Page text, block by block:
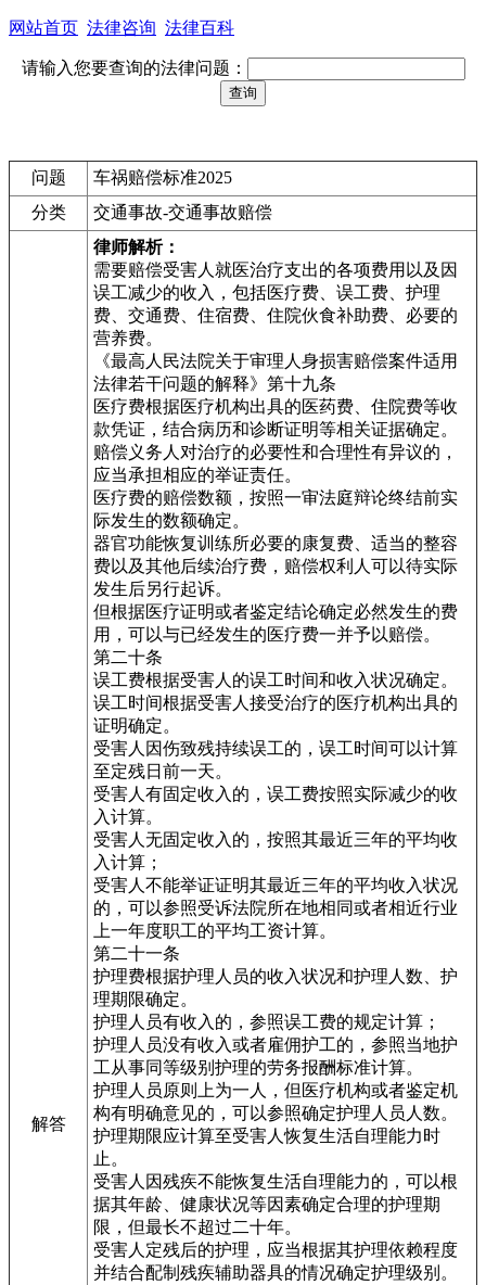
网站首页 法律咨询 法律百科
请输入您要查询的法律问题：
问题
车祸赔偿标准2025
分类
交通事故-交通事故赔偿
解答
律师解析：
需要赔偿受害人就医治疗支出的各项费用以及因
误工减少的收入，包括医疗费、误工费、护理
费、交通费、住宿费、住院伙食补助费、必要的
营养费。
《最高人民法院关于审理人身损害赔偿案件适用
法律若干问题的解释》第十九条
医疗费根据医疗机构出具的医药费、住院费等收
款凭证，结合病历和诊断证明等相关证据确定。
赔偿义务人对治疗的必要性和合理性有异议的，
应当承担相应的举证责任。
医疗费的赔偿数额，按照一审法庭辩论终结前实
际发生的数额确定。
器官功能恢复训练所必要的康复费、适当的整容
费以及其他后续治疗费，赔偿权利人可以待实际
发生后另行起诉。
但根据医疗证明或者鉴定结论确定必然发生的费
用，可以与已经发生的医疗费一并予以赔偿。
第二十条
误工费根据受害人的误工时间和收入状况确定。
误工时间根据受害人接受治疗的医疗机构出具的
证明确定。
受害人因伤致残持续误工的，误工时间可以计算
至定残日前一天。
受害人有固定收入的，误工费按照实际减少的收
入计算。
受害人无固定收入的，按照其最近三年的平均收
入计算；
受害人不能举证证明其最近三年的平均收入状况
的，可以参照受诉法院所在地相同或者相近行业
上一年度职工的平均工资计算。
第二十一条
护理费根据护理人员的收入状况和护理人数、护
理期限确定。
护理人员有收入的，参照误工费的规定计算；
护理人员没有收入或者雇佣护工的，参照当地护
工从事同等级别护理的劳务报酬标准计算。
护理人员原则上为一人，但医疗机构或者鉴定机
构有明确意见的，可以参照确定护理人员人数。
护理期限应计算至受害人恢复生活自理能力时
止。
受害人因残疾不能恢复生活自理能力的，可以根
据其年龄、健康状况等因素确定合理的护理期
限，但最长不超过二十年。
受害人定残后的护理，应当根据其护理依赖程度
并结合配制残疾辅助器具的情况确定护理级别。